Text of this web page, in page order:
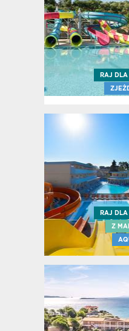
Wazne
2022
Cypr
Zgody
RAJ DLA
RAJ DLA
Z